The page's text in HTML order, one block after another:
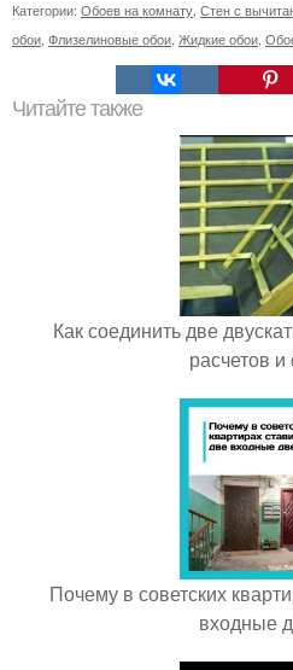
Категории: Обоев на комнату Стен с
обои Флизелиновые обои Жидкие обои
Читайте также
Как соединить две
расчетов и
Почему в советских
входные